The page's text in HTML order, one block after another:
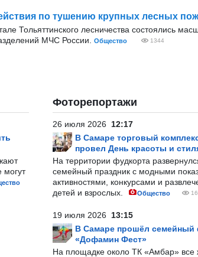
по тушению крупных лесных
Тольяттинского лесничества состоялись
МЧС России.
Общество 1344
могут
Фоторепортажи
26 июля 2026 12:17
В Самаре торговый
провел День красоты и
На территории фудкорта
семейный праздник с модными
активностями, конкурсами и
детей и взрослых.
Общество
19 июля 2026 13:15
В Самаре прошёл семейный
«Дофамин Фест»
На площадке около ТК «Амбар»